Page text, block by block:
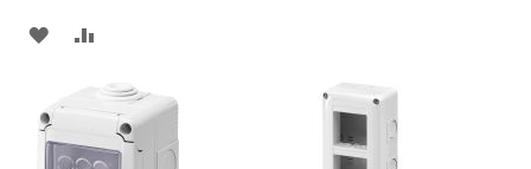
ADAUGATI
LISTA
DE
COMPARARE
DORINTE